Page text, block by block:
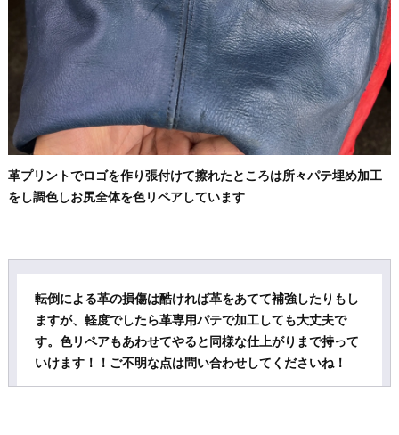
革プリントでロゴを作り張付けて擦れたところは所々パテ埋め加工
をし調色しお尻全体を色リペアしています
転倒による革の損傷は酷ければ革をあてて補強したりもし
ますが、軽度でしたら革専用パテで加工しても大丈夫で
す。色リペアもあわせてやると同様な仕上がりまで持って
いけます！！ご不明な点は問い合わせしてくださいね！